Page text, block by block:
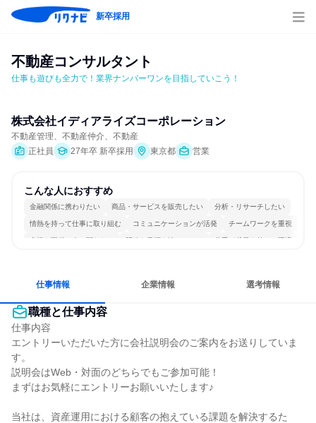
新卒採用
不動産コンサルタント
仕事も遊びも全力で！業界ナンバーワンを目指していこう！
株式会社イディアライズコーポレーション
不動産管理、不動産仲介、不動産
正社員
27年卒 新卒採用 東京都 営業
こんな人におすすめ
金融関係に携わりたい 商品・サービスを販売したい 分析・リサーチしたい
情熱を持って仕事に取り組む コミュニケーションが活発 チームワークを重視
多様な職種の人と関われる 明確な目標を追いかける 若手が裁量を持てる環境
仕事情報 企業情報 選考情報
職種と仕事内容
仕事内容
エントリーいただいた方に会社説明会のご案内をお送りしていま
す。
説明会はWeb・対面のどちらでもご参加可能！
まずはお気軽にエントリーお願いいたします♪
当社は、資産運用における顧客の抱えている課題を解決するた